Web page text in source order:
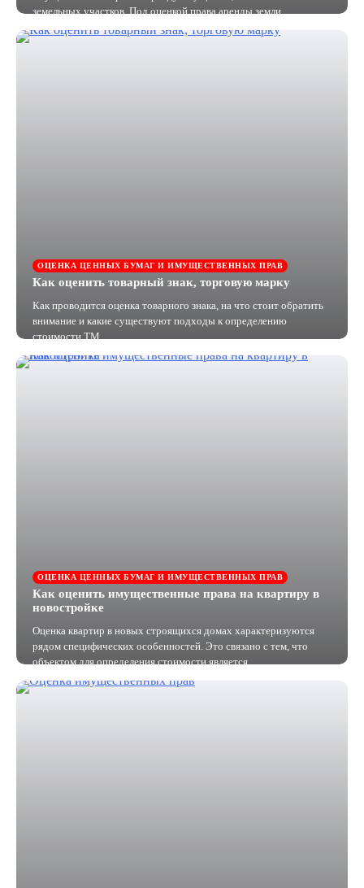
земельных участков. Под оценкой права аренды земли…
ОЦЕНКА ЦЕННЫХ БУМАГ И ИМУЩЕСТВЕННЫХ ПРАВ
Как оценить товарный знак, торговую марку
Как проводится оценка товарного знака, на что стоит обратить
внимание и какие существуют подходы к определению
стоимости ТМ.
ОЦЕНКА ЦЕННЫХ БУМАГ И ИМУЩЕСТВЕННЫХ ПРАВ
Как оценить имущественные права на квартиру в
новостройке
Оценка квартир в новых строящихся домах характеризуются
рядом специфических особенностей. Это связано с тем, что
объектом для определения стоимости является…